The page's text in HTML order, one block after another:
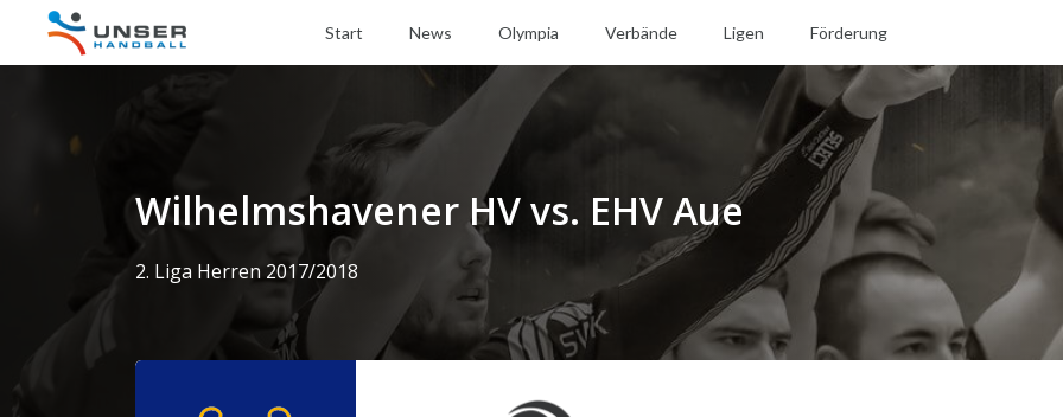
Start News Olympia Verbände Ligen Förderung
Wilhelmshavener HV vs. EHV Aue
2. Liga Herren 2017/2018